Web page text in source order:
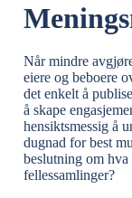
Når mindre
eiere og beboere
det enkelt å
å skape
hensiktsmessig å
dugnad for best
beslutning om hva
fellessamlinger?